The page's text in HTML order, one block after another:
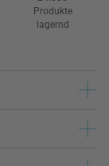
Produkte
lagernd